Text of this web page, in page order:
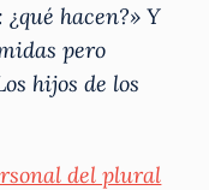
hacen?» Y
pero
hijos de los
del plural